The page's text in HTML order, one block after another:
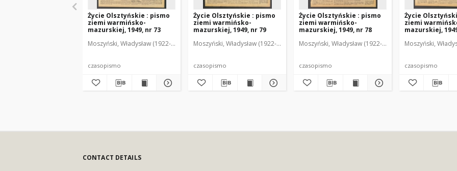
Życie Olsztyńskie : pismo
ziemi warmińsko-
mazurskiej, 1949, nr 73
Moszyński, Władysław (1922-2001). Red. Mroczkowski, Włodzimierz (1902-1971). Red. Osiecki, Andrzej. Red.
czasopismo
Życie Olsztyńskie : pismo
ziemi warmińsko-
mazurskiej, 1949, nr 79
Moszyński, Władysław (1922-2001). Red. Mroczkowski, Włodzimierz (1902-1971). Red.
czasopismo
Życie Olsztyńskie : pismo
ziemi warmińsko-
mazurskiej, 1949, nr 78
Moszyński, Władysław (1922-2001). Red. Mroczkowski,
czasopismo
Życie
ziemi
mazurskiej,
Moszyński,
czasopismo
CONTACT DETAILS